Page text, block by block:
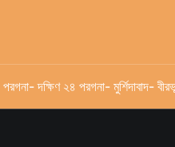
- দক্ষিণ ২৪ পরগনা- মুর্শিদাবাদ-